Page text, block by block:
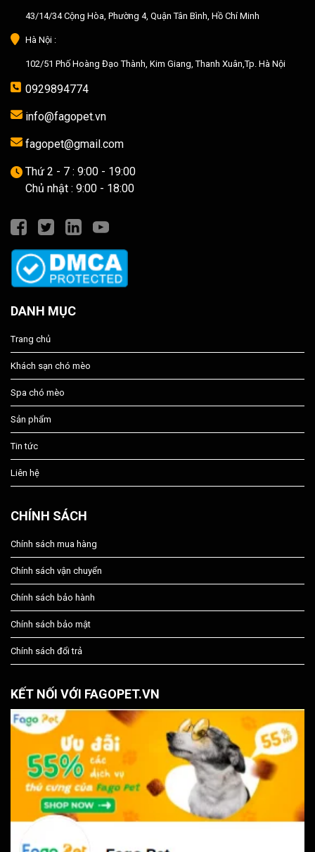
43/14/34 Cộng Hòa, Phường 4, Quận Tân Bình, Hồ Chí Minh
Hà Nội :
102/51 Phố Hoàng Đạo Thành, Kim Giang, Thanh Xuân,Tp. Hà Nội
0929894774
info@fagopet.vn
fagopet@gmail.com
Thứ 2 - 7 : 9:00 - 19:00
Chủ nhật : 9:00 - 18:00
DANH MỤC
Trang chủ
Khách sạn chó mèo
Spa chó mèo
Sản phẩm
Tin tức
Liên hệ
CHÍNH SÁCH
Chính sách mua hàng
Chính sách vận chuyển
Chính sách bảo hành
Chính sách bảo mật
Chính sách đổi trả
KẾT NỐI VỚI FAGOPET.VN